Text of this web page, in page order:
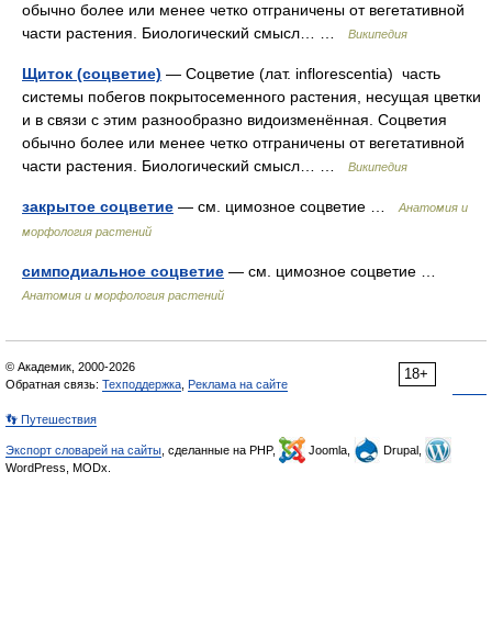
обычно более или менее четко отграничены от вегетативной
части растения. Биологический смысл… …
Википедия
Щиток (соцветие) — Соцветие (лат. inflorescentia) часть
системы побегов покрытосеменного растения, несущая цветки
и в связи с этим разнообразно видоизменённая. Соцветия
обычно более или менее четко отграничены от вегетативной
части растения. Биологический смысл… …
Википедия
закрытое соцветие — см. цимозное соцветие …
Анатомия и
морфология растений
симподиальное соцветие — см. цимозное соцветие …
Анатомия и морфология растений
18+
© Академик, 2000-2026
Обратная связь: Техподдержка Реклама на сайте
👣 Путешествия
Экспорт словарей на сайты , сделанные на PHP, Joomla,
Drupal,
WordPress, MODx.